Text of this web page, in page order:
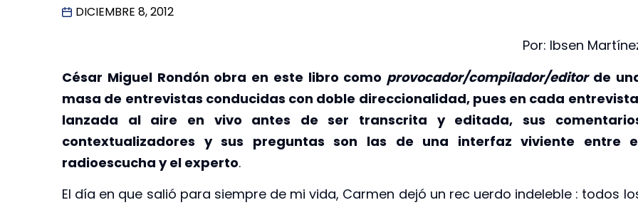
DICIEMBRE 8, 2012
Por: Ibsen
César Miguel Rondón obra en este libro como provocador/compilador/editorde
masa de entrevistas conducidas con doble direccionalidad, pues en cada
lanzada al aire en vivo antes de ser transcrita y editada, sus
contextualizadores y sus preguntas son las de una interfaz viviente entre
radioescucha y el experto.
El día en que salió para siempre de mi vida, Carmen dejó un rec uerdo indeleble : todos